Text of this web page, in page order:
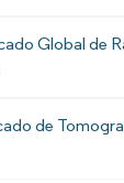
Global de
de